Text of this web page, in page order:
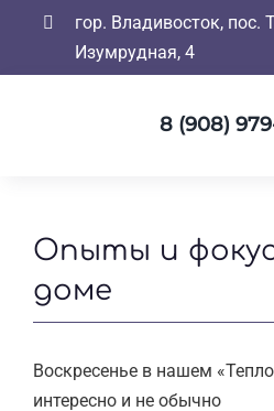
гор. Владивосток, пос.
Изумрудная, 4
8 (908)
Опыты и
доме
Воскресенье в нашем
интересно и не обычно